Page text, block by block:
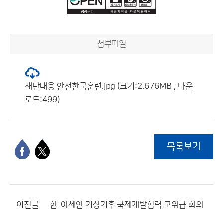
첨부파일
재난대응 안전한국훈련.jpg (크기:2.676MB , 다운
로드:499)
목록보기
이전글 한-아세안 기상기후 국제개발협력 고위급 회의